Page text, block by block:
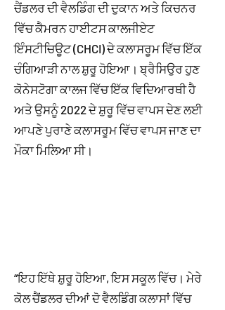
ਚੈਂਡਲਰ ਦੀ ਵੈਲਡਿੰਗ ਦੀ ਦੁਕਾਨ ਅਤੇ ਕਿਚਨਰ
ਵਿੱਚ ਕੈਮਰਨ ਹਾਈਟਸ ਕਾਲਜੀਏਟ
ਇੰਸਟੀਚਿਊਟ (CHCI) ਦੇ ਕਲਾਸਰੂਮ ਵਿੱਚ ਇੱਕ
ਚੰਗਿਆੜੀ ਨਾਲ ਸ਼ੁਰੂ ਹੋਇਆ। ਬ੍ਰੈਸਿਉਰ ਹੁਣ
ਕੋਨੇਸਟੋਗਾ ਕਾਲਜ ਵਿੱਚ ਇੱਕ ਵਿਦਿਆਰਥੀ ਹੈ
ਅਤੇ ਉਸਨੂੰ 2022 ਦੇ ਸ਼ੁਰੂ ਵਿੱਚ ਵਾਪਸ ਦੇਣ ਲਈ
ਆਪਣੇ ਪੁਰਾਣੇ ਕਲਾਸਰੂਮ ਵਿੱਚ ਵਾਪਸ ਜਾਣ ਦਾ
ਮੌਕਾ ਮਿਲਿਆ ਸੀ।
“ਇਹ ਇੱਥੇ ਸ਼ੁਰੂ ਹੋਇਆ, ਇਸ ਸਕੂਲ ਵਿੱਚ। ਮੇਰੇ
ਕੋਲ ਚੈਂਡਲਰ ਦੀਆਂ ਦੋ ਵੈਲਡਿੰਗ ਕਲਾਸਾਂ ਵਿੱਚ